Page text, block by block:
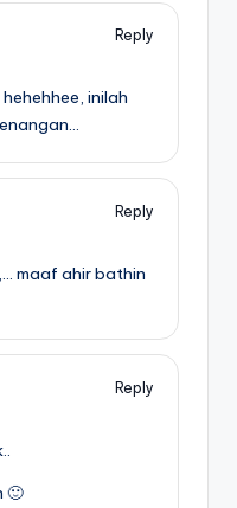
Reply
inilah
Reply
maaf ahir bathin
Reply
🙂